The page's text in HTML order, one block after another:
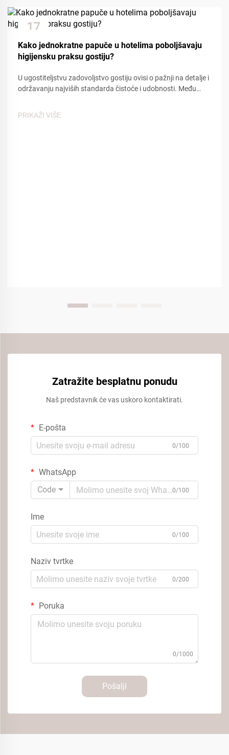
17
Dec
Kako jednokratne papuče u hotelima poboljšavaju
higijensku praksu gostiju?
U ugostiteljstvu zadovoljstvo gostiju ovisi o pažnji na detalje i
održavanju najviših standarda čistoće i udobnosti. Među
gostiju, hotelske jednokratne papuče pl...
PRIKAŽI VIŠE
Zatražite besplatnu ponudu
Naš predstavnik će vas uskoro kontaktirati.
E-pošta
0/100
WhatsApp
Code
0/100
Ime
0/100
Naziv tvrtke
0/200
Poruka
0/1000
Pošalji